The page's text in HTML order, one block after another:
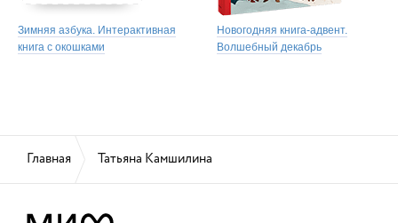
Зимняя азбука. Интерактивная
книга с окошками
Новогодняя книга-адвент.
Волшебный декабрь
Главная Татьяна Камшилина